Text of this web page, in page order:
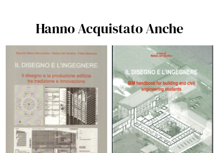
Hanno Acquistato Anche